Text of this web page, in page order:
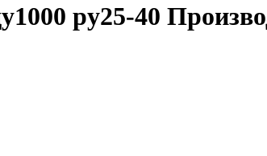
ру25-40